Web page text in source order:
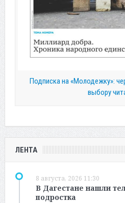
Подписка на «Молодежку»:
выбору
ЛЕНТА
8 августа, 2026 11:30
В Дагестане нашли
подростка